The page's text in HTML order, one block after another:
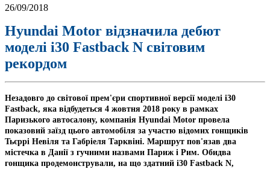
26/09/2018
Hyundai Motor відзначила дебют
моделі i30 Fastback N світовим
рекордом
Незадовго до світової прем'єри спортивної версії моделі i30
Fastback, яка відбудеться 4 жовтня 2018 року в рамках
Паризького автосалону, компанія Hyundai Motor провела
показовий заїзд цього автомобіля за участю відомих гонщиків
Тьєррі Невіля та Габріеля Тарквіні. Маршрут пов'язав два
містечка в Данії з гучними назвами Париж і Рим. Обидва
гонщика продемонстрували, на що здатний i30 Fastback N,